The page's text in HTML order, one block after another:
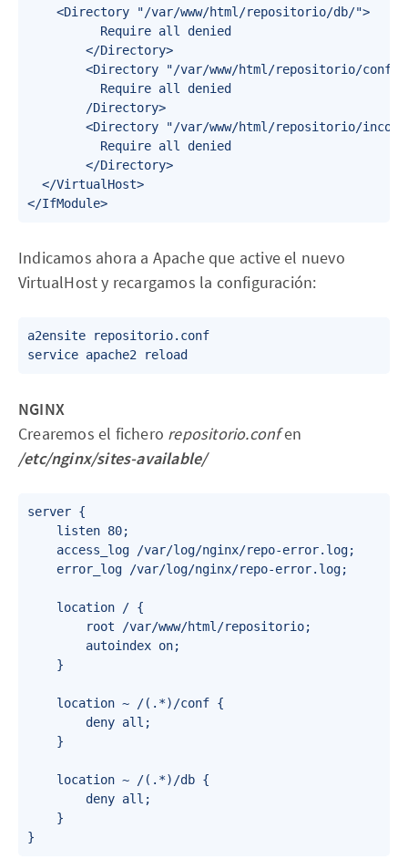
        </Directory>
<Directory "/var/www/html/repositorio/
        /Directory>
<Directory "/var/www/html/repositorio/
        </Directory>
</IfModule>
Indicamos ahora a Apache que active el nuevo
VirtualHost y recargamos la configuración:
a2ensite repositorio.conf
service apache2 reload
NGINX
Crearemos el fichero repositorio.confen
/etc/nginx/sites-available/
server {
    listen 80;
    access_log /var/log/nginx/repo-error.log;
    error_log /var/log/nginx/repo-error.log;
    location / {
        root /var/www/html/repositorio;
        autoindex on;
    }
    location ~ /(.*)/conf {
        deny all;
    }
    location ~ /(.*)/db {
        deny all;
    }